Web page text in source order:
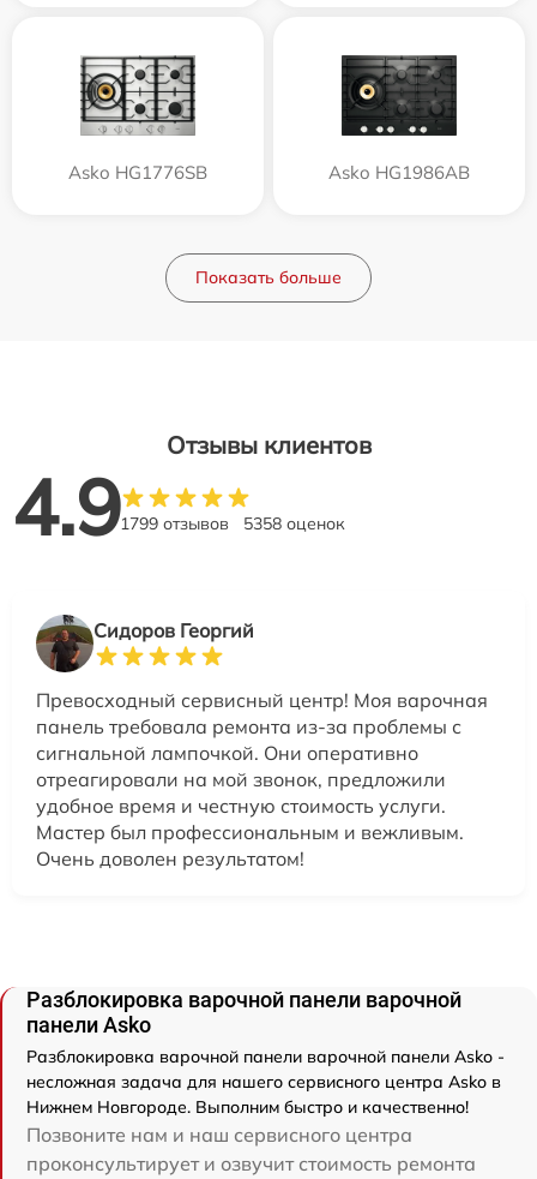
Asko HG1776SB Asko HG1986AB
Показать больше
Отзывы клиентов
4.91799 отзывов 5358 оценок
Сидоров Георгий
Превосходный сервисный центр! Моя варочная
панель требовала ремонта из-за проблемы с
сигнальной лампочкой. Они оперативно
отреагировали на мой звонок, предложили
удобное время и честную стоимость услуги.
Мастер был профессиональным и вежливым.
Очень доволен результатом!
Разблокировка варочной панели варочной
панели Asko
Разблокировка варочной панели варочной панели Asko -
несложная задача для нашего сервисного центра Asko в
Нижнем Новгороде. Выполним быстро и качественно!
Позвоните нам и наш сервисного центра
проконсультирует и озвучит стоимость ремонта